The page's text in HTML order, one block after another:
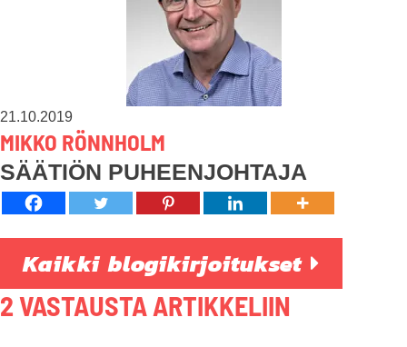
21.10.2019
MIKKO RÖNNHOLM
SÄÄTIÖN PUHEENJOHTAJA
Kaikki blogikirjoitukset
2 VASTAUSTA ARTIKKELIIN